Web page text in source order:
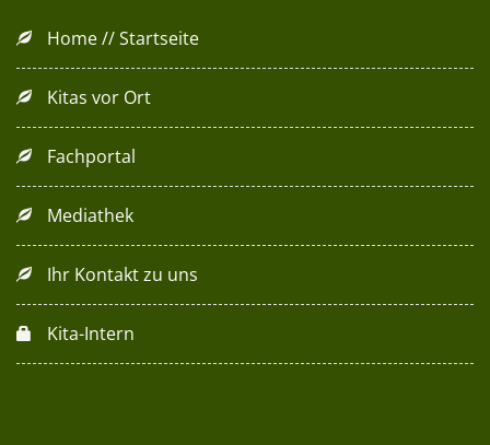
Home // Startseite
Kitas vor Ort
Fachportal
Mediathek
Ihr Kontakt zu uns
Kita-Intern